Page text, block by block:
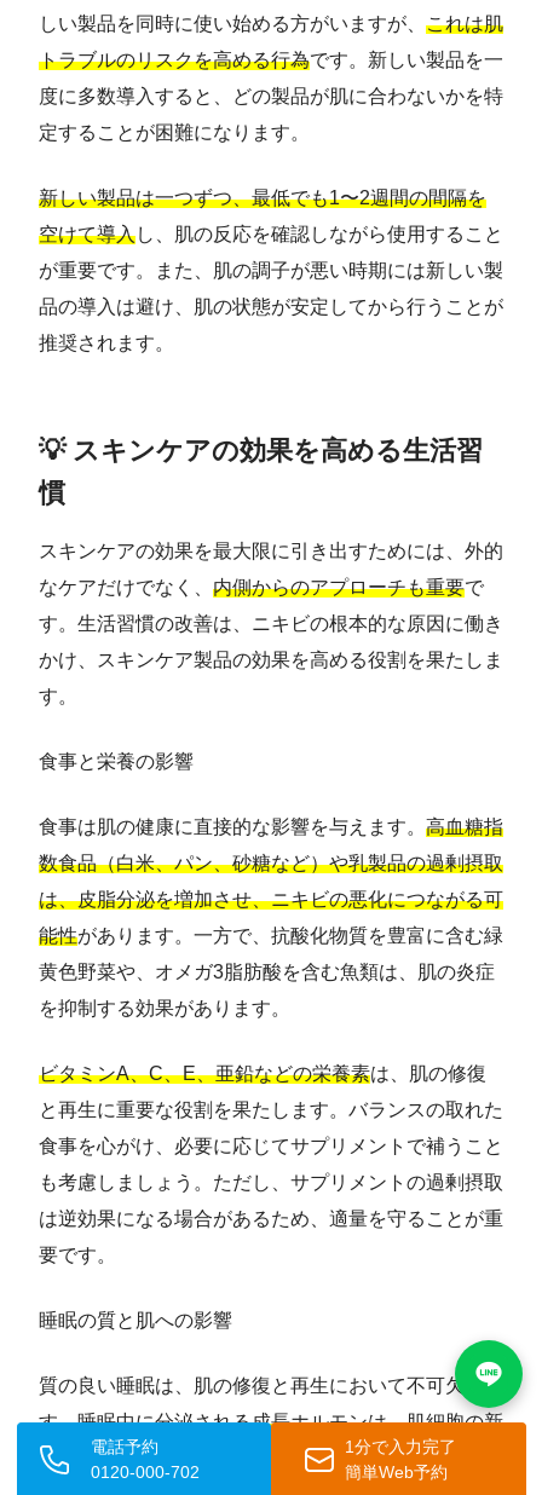
しい製品を同時に使い始める方がいますが、 これは肌
トラブルのリスクを高める行為です。新しい製品を一
度に多数導入すると、どの製品が肌に合わないかを特
定することが困難になります。
新しい製品は一つずつ、最低でも1〜2週間の間隔を
空けて導入し、肌の反応を確認しながら使用すること
が重要です。また、肌の調子が悪い時期には新しい製
品の導入は避け、肌の状態が安定してから行うことが
推奨されます。
💡 スキンケアの効果を高める生活習
慣
スキンケアの効果を最大限に引き出すためには、外的
なケアだけでなく、 内側からのアプローチも重要で
す。生活習慣の改善は、ニキビの根本的な原因に働き
かけ、スキンケア製品の効果を高める役割を果たしま
す。
食事と栄養の影響
食事は肌の健康に直接的な影響を与えます。 高血糖指
数食品（白米、パン、砂糖など）や乳製品の過剰摂取
は、皮脂分泌を増加させ、ニキビの悪化につながる可
能性があります。一方で、抗酸化物質を豊富に含む緑
黄色野菜や、オメガ3脂肪酸を含む魚類は、肌の炎症
を抑制する効果があります。
ビタミンA、C、E、亜鉛などの栄養素は、肌の修復
と再生に重要な役割を果たします。バランスの取れた
食事を心がけ、必要に応じてサプリメントで補うこと
も考慮しましょう。ただし、サプリメントの過剰摂取
は逆効果になる場合があるため、適量を守ることが重
要です。
睡眠の質と肌への影響
質の良い睡眠は、肌の修復と再生において不可欠で
す。睡眠中に分泌される成長ホルモンは、肌細胞の新
陳代謝を促進し、ダメージを受けた肌を修復します。
電話予約
0120-000-702
1分で入力完了
簡単Web予約